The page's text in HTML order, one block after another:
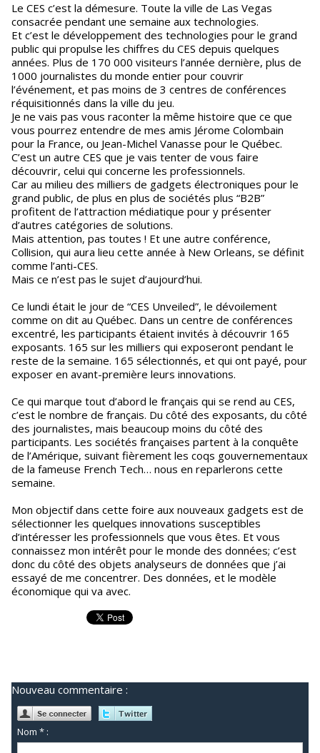
Le CES c’est la démesure. Toute la ville de Las Vegas
consacrée pendant une semaine aux technologies.
Et c’est le développement des technologies pour le grand
public qui propulse les chiffres du CES depuis quelques
années. Plus de 170 000 visiteurs l’année dernière, plus de
1000 journalistes du monde entier pour couvrir
l’événement, et pas moins de 3 centres de conférences
réquisitionnés dans la ville du jeu.
Je ne vais pas vous raconter la même histoire que ce que
vous pourrez entendre de mes amis Jérome Colombain
pour la France, ou Jean-Michel Vanasse pour le Québec.
C’est un autre CES que je vais tenter de vous faire
découvrir, celui qui concerne les professionnels.
Car au milieu des milliers de gadgets électroniques pour le
grand public, de plus en plus de sociétés plus “B2B”
profitent de l’attraction médiatique pour y présenter
d’autres catégories de solutions.
Mais attention, pas toutes ! Et une autre conférence,
Collision, qui aura lieu cette année à New Orleans, se définit
comme l’anti-CES.
Mais ce n’est pas le sujet d’aujourd’hui.
Ce lundi était le jour de “CES Unveiled”, le dévoilement
comme on dit au Québec. Dans un centre de conférences
excentré, les participants étaient invités à découvrir 165
exposants. 165 sur les milliers qui exposeront pendant le
reste de la semaine. 165 sélectionnés, et qui ont payé, pour
exposer en avant-première leurs innovations.
Ce qui marque tout d’abord le français qui se rend au CES,
c’est le nombre de français. Du côté des exposants, du côté
des journalistes, mais beaucoup moins du côté des
participants. Les sociétés françaises partent à la conquête
de l’Amérique, suivant fièrement les coqs gouvernementaux
de la fameuse French Tech… nous en reparlerons cette
semaine.
Mon objectif dans cette foire aux nouveaux gadgets est de
sélectionner les quelques innovations susceptibles
d’intéresser les professionnels que vous êtes. Et vous
connaissez mon intérêt pour le monde des données; c’est
donc du côté des objets analyseurs de données que j’ai
essayé de me concentrer. Des données, et le modèle
économique qui va avec.
Nouveau commentaire :
Nom * :